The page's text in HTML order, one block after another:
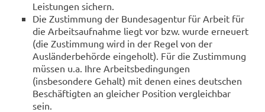
Leistungen sichern.
Die Zustimmung der Bundesagentur für Arbeit für
die Arbeitsaufnahme liegt vor bzw. wurde erneuert
(die Zustimmung wird in der Regel von der
Ausländerbehörde eingeholt). Für die Zustimmung
müssen u.a. Ihre Arbeitsbedingungen
(insbesondere Gehalt) mit denen eines deutschen
Beschäftigten an gleicher Position vergleichbar
sein.